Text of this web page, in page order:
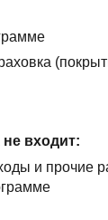
не входит:
и прочие